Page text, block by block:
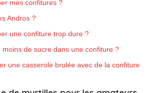
mes confitures ?
Andros ?
une confiture trop dure ?
de sucre dans une confiture ?
une casserole brulée avec de la confiture